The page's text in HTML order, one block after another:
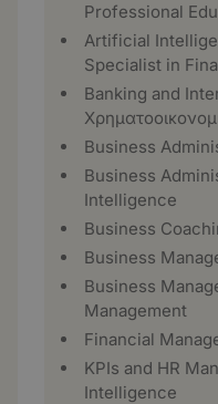
Professional
Artificial
Specialist in
Banking and
Business
Business
Intelligence
Business
Business
Business
Management
Financial
KPIs and HR
Intelligence